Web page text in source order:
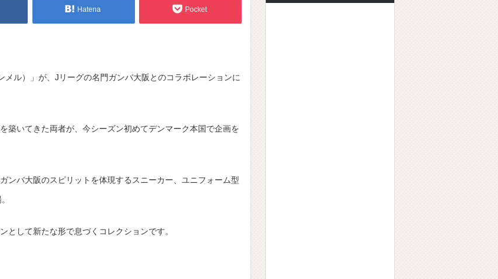
Hatena Pocket
ル）」が、Jリーグの名門ガンバ大阪とのコラボレーションに
築いてきた両者が、今シーズン初めてデンマーク本国で企画を
ンバ大阪のスピリットを体現するスニーカー、ユニフォーム型
として新たな形で息づくコレクションです。